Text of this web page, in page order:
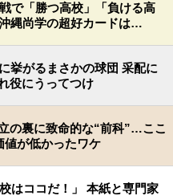
で「勝つ高校」「負ける高
縄尚学の超好カードは…
挙がるまさかの球団 采配に
役にうってつけ
の裏に致命的な“前科”…ここ
値が低かったワケ
はココだ！」 本紙と専門家